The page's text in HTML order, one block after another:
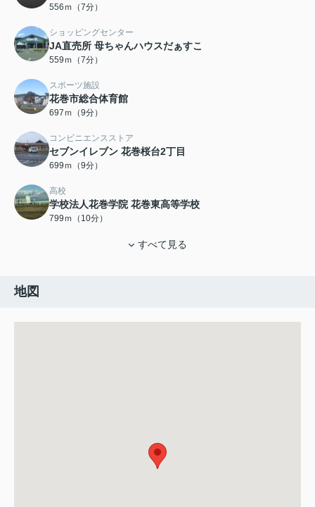
556ｍ（7分）
ショッピングセンター
JA直売所 母ちゃんハウスだぁすこ
559ｍ（7分）
スポーツ施設
花巻市総合体育館
697ｍ（9分）
コンビニエンスストア
セブンイレブン 花巻桜台2丁目
699ｍ（9分）
高校
学校法人花巻学院 花巻東高等学校
799ｍ（10分）
すべて見る
地図